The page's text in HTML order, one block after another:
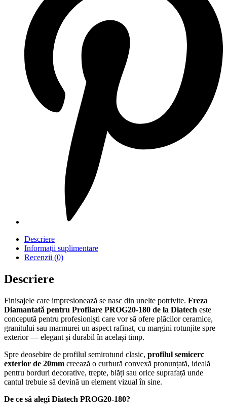
Descriere
Informații suplimentare
Recenzii (0)
Descriere
Finisajele care impresionează se nasc din unelte potrivite. Freza
Diamantată pentru Profilare PROG20-180 de la Diatech este
concepută pentru profesioniști care vor să ofere plăcilor ceramice,
granitului sau marmurei un aspect rafinat, cu margini rotunjite spre
exterior — elegant și durabil în același timp.
Spre deosebire de profilul semirotund clasic, profilul semicerc
exterior de 20mm creează o curbură convexă pronunțată, ideală
pentru borduri decorative, trepte, blăți sau orice suprafață unde
cantul trebuie să devină un element vizual în sine.
De ce să alegi Diatech PROG20-180?